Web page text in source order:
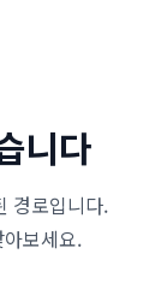
니다
경로입니다.
보세요.